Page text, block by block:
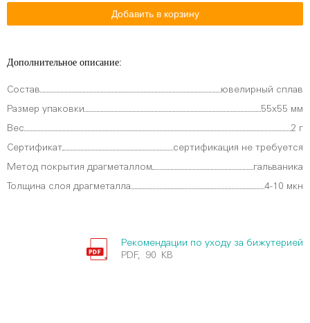
Дополнительное описание:
Состав ювелирный сплав
Размер упаковки 55х55 мм
Вес 2 г
Сертификат сертификация не требуется
Метод покрытия драгметаллом гальваника
Толщина слоя драгметалла 4-10 мкн
Рекомендации по уходу за бижутерией
PDF, 90 KB